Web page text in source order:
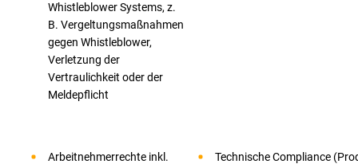
Whistleblower Systems, z.
B. Vergeltungsmaßnahmen
gegen Whistleblower,
Verletzung der
Vertraulichkeit oder der
Meldepflicht
Arbeitnehmerrechte inkl.
Technische Compliance